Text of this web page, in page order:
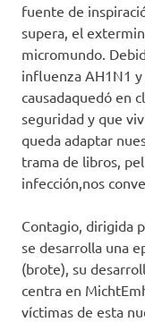
fuente de
supera, el
micromundo.
influenza AH1N1
causadaquedó en
seguridad y que
queda adaptar
trama de libros,
infección,nos
Contagio, dirigida
se desarrolla una
(brote), su
centra en
víctimas de esta